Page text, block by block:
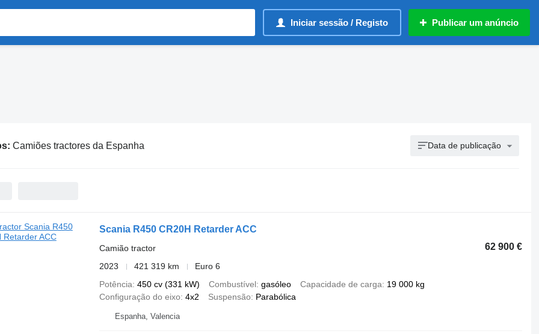
Iniciar sessão / Registo Publicar um anúncio
Camiões tractores da Espanha Data de publicação
Scania R450 CR20H Retarder ACC
62 900 €
Camião tractor
2023
421 319 km
Euro 6
Potência 450 cv (331 kW) Combustível gasóleo Capacidade de carga
19 000 kg
Configuração do eixo 4x2 Suspensão Parabólica
Espanha, Valencia